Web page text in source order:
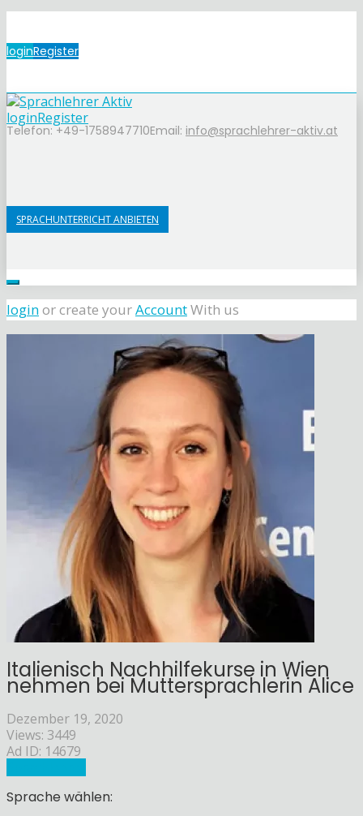
loginRegister
Telefon: +49-1758947710Email: info@sprachlehrer-aktiv.at
loginRegister
SPRACHUNTERRICHT ANBIETEN
loginor create yourAccountWith us
Italienisch Nachhilfekurse in Wien
nehmen bei Muttersprachlerin Alice
Dezember 19, 2020
Views: 3449
Ad ID: 14679
Sprache wählen: